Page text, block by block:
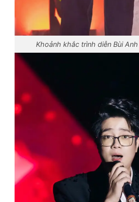
Khoảnh khắc trình diễn Bùi